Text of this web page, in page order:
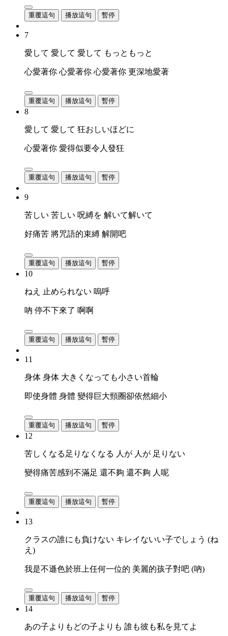
重覆這句 播放這句 暫停
7
愛して 愛して 愛して もっともっと
心愛著你 心愛著你 心愛著你 更深地愛著
重覆這句 播放這句 暫停
8
愛して 愛して 狂おしいほどに
心愛著你 愛得似要令人發狂
重覆這句 播放這句 暫停
9
苦しい 苦しい 呪縛を 解いて解いて
好痛苦 將咒語的束縛 解開吧
重覆這句 播放這句 暫停
10
ねえ 止められない 嗚呼
吶 停不下來了 啊啊
重覆這句 播放這句 暫停
11
身体 身体 大きくなっても小さい首輪
即使身體 身體 變得巨大頸圈卻依然細小
重覆這句 播放這句 暫停
12
苦しくなる足りなくなる 人が 人が 足りない
變得痛苦感到不滿足 還不夠 還不夠 人呢
重覆這句 播放這句 暫停
13
クラスの誰にも負けない キレイないい子でしょう (ね
え)
我是不遜色於班上任何一位的 美麗的孩子對吧 (吶)
重覆這句 播放這句 暫停
14
あの子よりもどの子よりも 誰も彼も私を見てよ